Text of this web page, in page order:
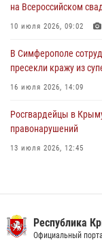
на Всероссийском
10 июля 2026, 09:02
В Симферополе
пресекли кражу из
16 июля 2026, 14:09
Росгвардейцы в
правонарушений
13 июля 2026, 12:45
В Ялте росгвардейцы
Республика
Официальный